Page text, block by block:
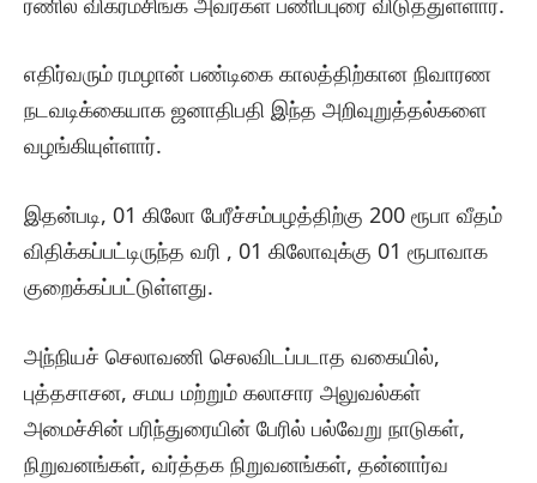
எதிர்வரும் ரமழான் பண்டிகை காலத்திற்கான நிவாரண
நடவடிக்கையாக ஜனாதிபதி இந்த அறிவுறுத்தல்களை
வழங்கியுள்ளார்.
இதன்படி, 01 கிலோ பேரீச்சம்பழத்திற்கு 200 ரூபா வீதம்
விதிக்கப்பட்டிருந்த வரி , 01 கிலோவுக்கு 01 ரூபாவாக
குறைக்கப்பட்டுள்ளது.
அந்நியச் செலாவணி செலவிடப்படாத வகையில்,
புத்தசாசன, சமய மற்றும் கலாசார அலுவல்கள்
அமைச்சின் பரிந்துரையின் பேரில் பல்வேறு நாடுகள்,
நிறுவனங்கள், வர்த்தக நிறுவனங்கள், தன்னார்வ